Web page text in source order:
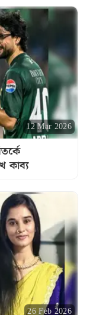
12 Mar 2026
কাব্য
26 Feb 2026